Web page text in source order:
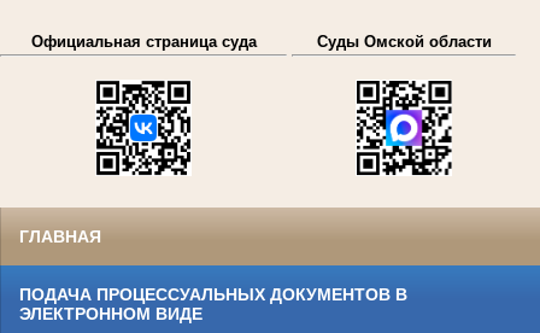
Официальная страница суда Суды Омской области
ГЛАВНАЯ
ПОДАЧА ПРОЦЕССУАЛЬНЫХ ДОКУМЕНТОВ В
ЭЛЕКТРОННОМ ВИДЕ